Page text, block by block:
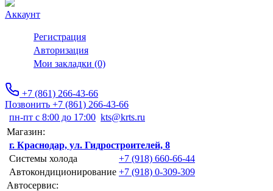
Аккаунт
Регистрация
Авторизация
Мои закладки (0)
+7 (861) 266-43-66
Позвонить +7 (861) 266-43-66
пн-пт с 8:00 до 17:00 kts@krts.ru
Магазин:
г. Краснодар, ул. Гидростроителей, 8
Системы холода
+7 (918) 660-66-44
Автокондиционирование +7 (918) 0-309-309
Автосервис: